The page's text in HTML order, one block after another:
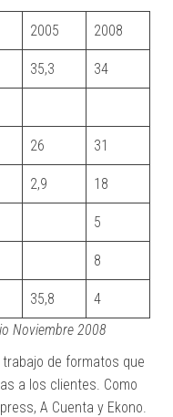
2005 2008
35,3 34
26 31
2,9 18
5
8
35,8
4
Noviembre 2008
de formatos que
a los clientes. Como
A Cuenta y Ekono.